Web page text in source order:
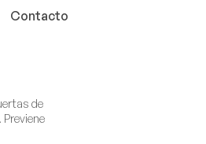
Contacto
de